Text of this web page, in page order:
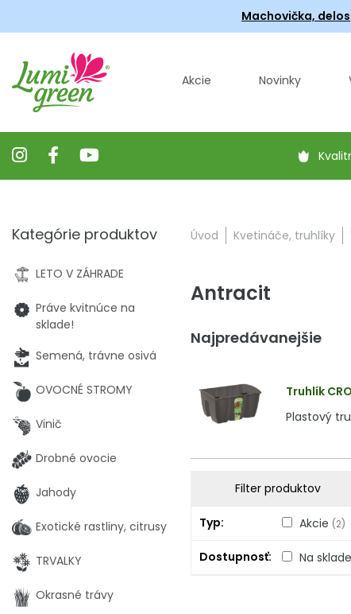
Machovička,
Akcie Novinky
Úvod Kvetináče, truhlíky
Antracit
Najpredávanejšie
Truhlík
Plastový
Filter produktov
Typ Akcie (2)
Dostupnosť Na sklade
Kategórie produktov
LETO V ZÁHRADE
Práve kvitnúce na
sklade!
Semená, trávne osivá
OVOCNÉ STROMY
Vinič
Drobné ovocie
Jahody
Exotické rastliny, citrusy
TRVALKY
Okrasné trávy